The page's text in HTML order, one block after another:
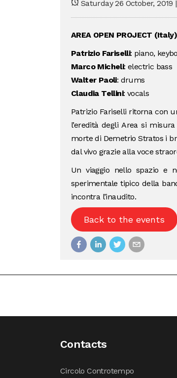
Saturday 26 October, 2019
AREA OPEN PROJECT (Italy)
Patrizio Fariselli: piano,
Marco Micheli: electric bass
Walter Paoli: drums
Claudia Tellini: vocals
Patrizio Fariselli ritorna con
l’eredità degli Area si
morte di Demetrio Stratos i
dal vivo grazie alla voce
Un viaggio nello spazio e
sperimentale tipico della
incontra l’inaudito.
Back to the events
Contacts
Circolo Controtempo